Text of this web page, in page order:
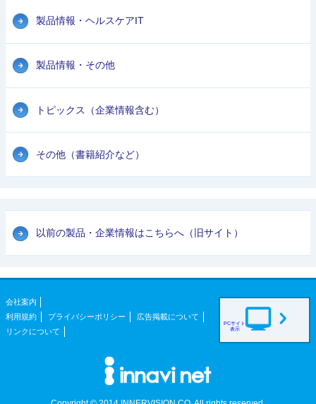
製品情報・ヘルスケアIT
製品情報・その他
トピックス（企業情報含む）
その他（書籍紹介など）
以前の製品・企業情報はこちらへ（旧サイト）
会社案内
利用規約
プライバシーポリシー
広告掲載について
リンクについて
PCサイト
表示